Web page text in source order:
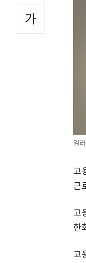
일
고
근
고
한
고